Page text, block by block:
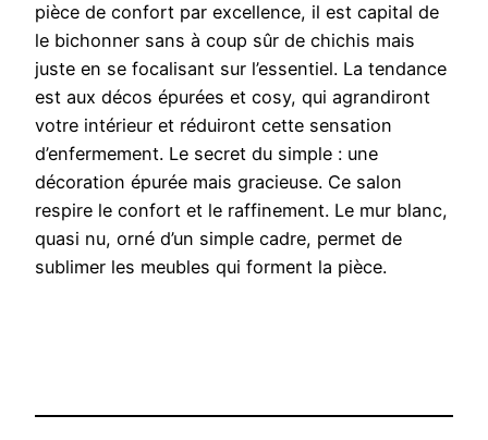
pièce de confort par excellence, il est capital de
le bichonner sans à coup sûr de chichis mais
juste en se focalisant sur l’essentiel. La tendance
est aux décos épurées et cosy, qui agrandiront
votre intérieur et réduiront cette sensation
d’enfermement. Le secret du simple : une
décoration épurée mais gracieuse. Ce salon
respire le confort et le raffinement. Le mur blanc,
quasi nu, orné d’un simple cadre, permet de
sublimer les meubles qui forment la pièce.